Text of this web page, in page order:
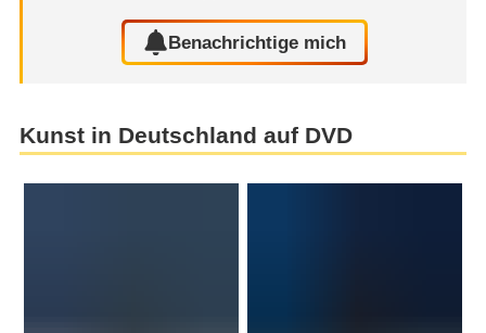
Benachrichtige mich
Kunst in Deutschland auf DVD